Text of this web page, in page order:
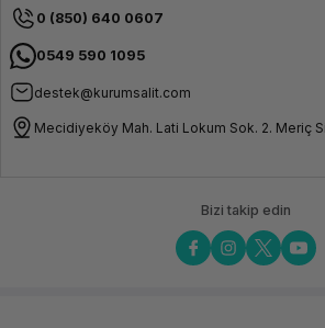
0 (850) 640 0607
0549 590 1095
destek@kurumsalit.com
Mecidiyeköy Mah. Lati Lokum Sok. 2. Meriç
Bizi takip edin